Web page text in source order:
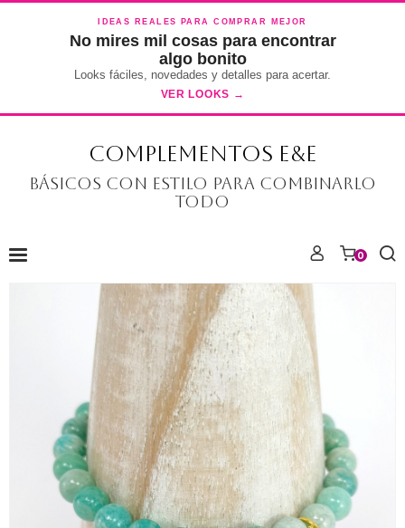
IDEAS REALES PARA COMPRAR MEJOR
No mires mil cosas para encontrar
algo bonito
Looks fáciles, novedades y detalles para acertar.
VER LOOKS →
COMPLEMENTOS E&E
Básicos con estilo para combinarlo
todo
0